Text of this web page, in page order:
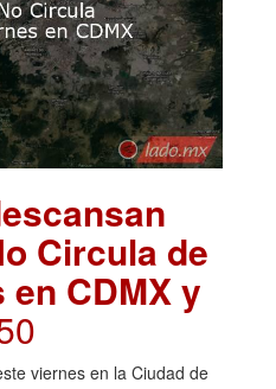
Circula de
CDMX y
viernes en la Ciudad de